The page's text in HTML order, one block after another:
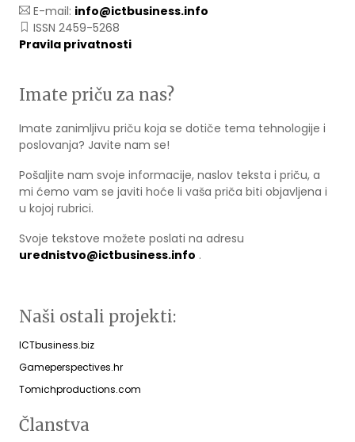
E-mail: info@ictbusiness.info
ISSN 2459-5268
Pravila privatnosti
Imate priču za nas?
Imate zanimljivu priču koja se dotiče tema tehnologije i
poslovanja? Javite nam se!
Pošaljite nam svoje informacije, naslov teksta i priču, a
mi ćemo vam se javiti hoće li vaša priča biti objavljena i
u kojoj rubrici.
Svoje tekstove možete poslati na adresu
urednistvo@ictbusiness.info .
Naši ostali projekti:
ICTbusiness.biz
Gameperspectives.hr
Tomichproductions.com
Članstva